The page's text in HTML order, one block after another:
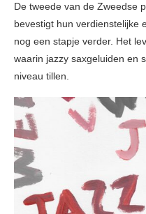
De tweede van de Zweedse
bevestigt hun verdienstelijke
nog een stapje verder. Het
waarin jazzy saxgeluiden en
niveau tillen.